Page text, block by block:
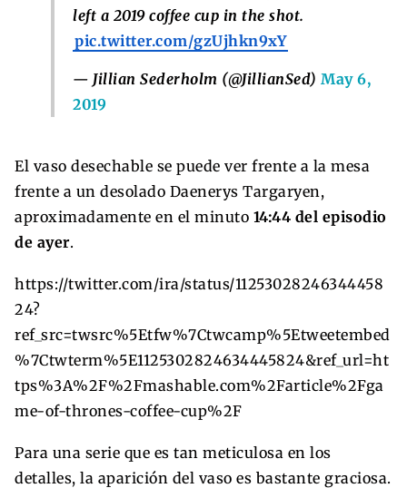
left a 2019 coffee cup in the shot.
pic.twitter.com/gzUjhkn9xY
— Jillian Sederholm (@JillianSed) May 6,
2019
El vaso desechable se puede ver frente a la mesa
frente a un desolado Daenerys Targaryen,
aproximadamente en el minuto 14:44 del episodio
de ayer.
https://twitter.com/ira/status/11253028246344458
24?
ref_src=twsrc%5Etfw%7Ctwcamp%5Etweetembed
%7Ctwterm%5E1125302824634445824&ref_url=ht
tps%3A%2F%2Fmashable.com%2Farticle%2Fga
me-of-thrones-coffee-cup%2F
Para una serie que es tan meticulosa en los
detalles, la aparición del vaso es bastante graciosa.